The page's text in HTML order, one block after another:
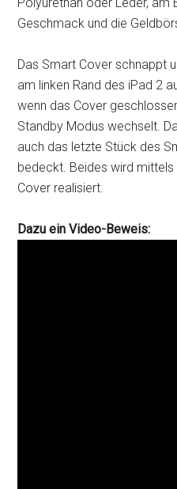
Geschmack und die
Das Smart Cover schnappt
am linken Rand des iPad 2
wenn das Cover
Standby Modus wechselt.
auch das letzte Stück des
bedeckt. Beides wird
Cover realisiert.
Dazu ein Video-Beweis: